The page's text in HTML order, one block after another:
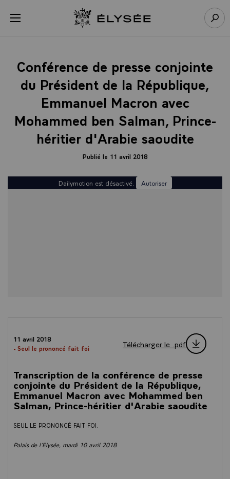
menu Retour à l’accueil Élysée
Conférence de presse conjointe
du Président de la République,
Emmanuel Macron avec
Mohammed ben Salman, Prince-
héritier d'Arabie saoudite
Publié le 11 avril 2018
Dailymotion est désactivé. Autoriser
11 avril 2018
- Seul le prononcé fait foi
Télécharger le .pdf
Transcription de la conférence de presse
conjointe du Président de la République,
Emmanuel Macron avec Mohammed ben
Salman, Prince-héritier d'Arabie saoudite
SEUL LE PRONONCÉ FAIT FOI.
Palais de l’Elysée, mardi 10 avril 2018
Panneau de gestion des cookies